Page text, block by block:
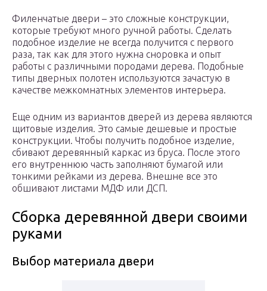
Филенчатые двери – это сложные конструкции,
которые требуют много ручной работы. Сделать
подобное изделие не всегда получится с первого
раза, так как для этого нужна сноровка и опыт
работы с различными породами дерева. Подобные
типы дверных полотен используются зачастую в
качестве межкомнатных элементов интерьера.
Еще одним из вариантов дверей из дерева являются
щитовые изделия. Это самые дешевые и простые
конструкции. Чтобы получить подобное изделие,
сбивают деревянный каркас из бруса. После этого
его внутреннюю часть заполняют бумагой или
тонкими рейками из дерева. Внешне все это
обшивают листами МДФ или ДСП.
Сборка деревянной двери своими
руками
Выбор материала двери